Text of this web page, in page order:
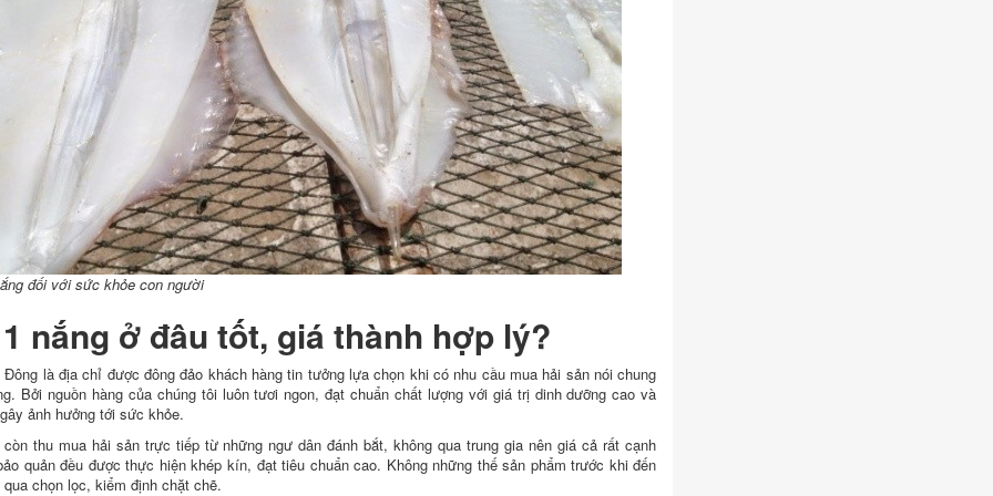
đối với sức khỏe con người
nắng ở đâu tốt, giá thành hợp lý?
là địa chỉ được đông đảo khách hàng tin tưởng lựa chọn khi có nhu cầu mua hải sản nói chung
Bởi nguồn hàng của chúng tôi luôn tươi ngon, đạt chuẩn chất lượng với giá trị dinh dưỡng cao và
ảnh hưởng tới sức khỏe.
thu mua hải sản trực tiếp từ những ngư dân đánh bắt, không qua trung gia nên giá cả rất cạnh
quản đều được thực hiện khép kín, đạt tiêu chuẩn cao. Không những thế sản phẩm trước khi đến
chọn lọc, kiểm định chặt chẽ.